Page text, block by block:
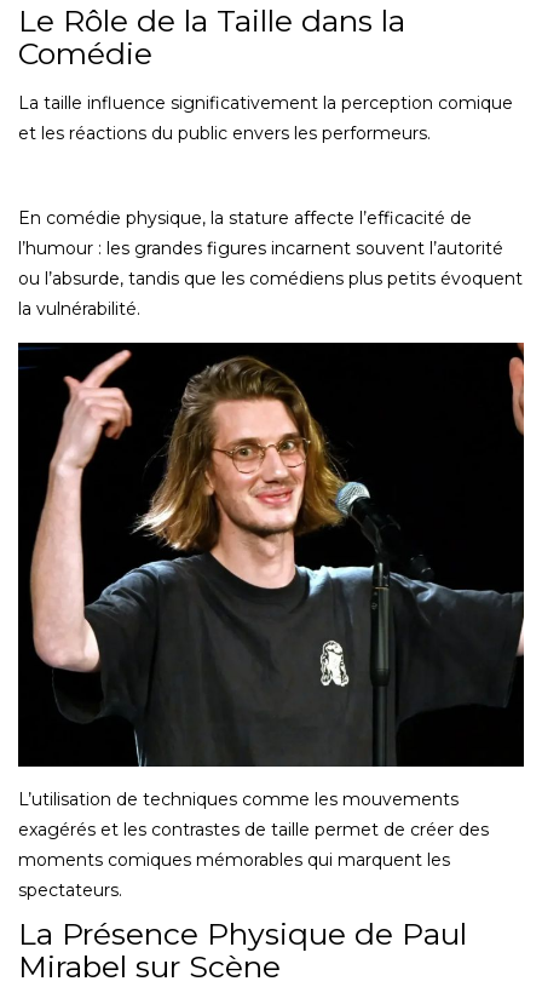
Le Rôle de la Taille dans la
Comédie
La taille influence significativement la perception comique
et les réactions du public envers les performeurs.
En comédie physique, la stature affecte l’efficacité de
l’humour : les grandes figures incarnent souvent l’autorité
ou l’absurde, tandis que les comédiens plus petits évoquent
la vulnérabilité.
L’utilisation de techniques comme les mouvements
exagérés et les contrastes de taille permet de créer des
moments comiques mémorables qui marquent les
spectateurs.
La Présence Physique de Paul
Mirabel sur Scène